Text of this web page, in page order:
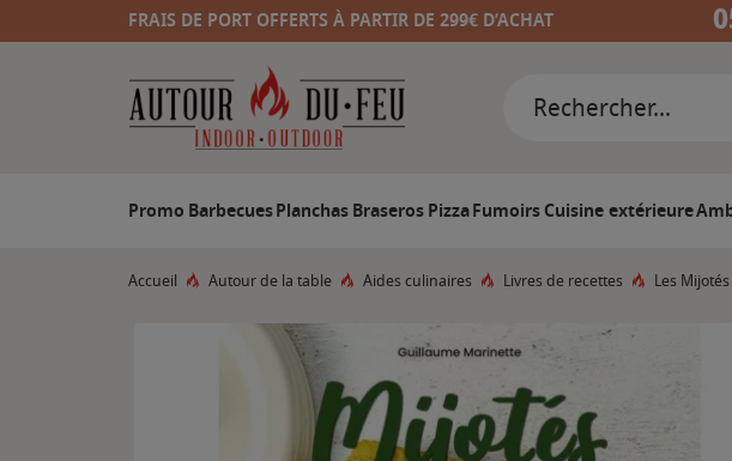
FRAIS DE PORT OFFERTS À PARTIR DE 299€ D’ACHAT
Promo BarbecuesPlanchasBraserosPizzaFumoirsCuisine extérieure
Accueil Autour de la table Aides culinaires Livres de recettes Les